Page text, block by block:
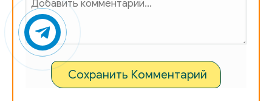
Сохранить Комментарий